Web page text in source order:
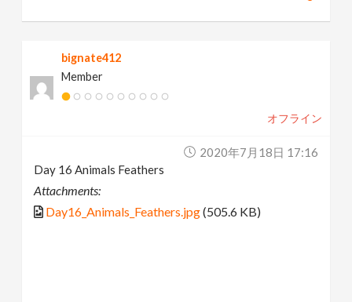
bignate412
Member
オフライン
2020年7月18日 17:16
Day 16 Animals Feathers
Attachments:
Day16_Animals_Feathers.jpg(505.6 KB)